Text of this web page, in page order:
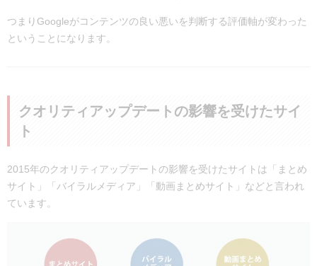
つまりGoogleがコンテンツの良い悪いを判断する評価軸が変わった
ということになります。
クオリティアップデートの影響を受けたサイ
ト
2015年のクオリティアップデートの影響を受けたサイトは「まとめ
サイト」「バイラルメディア」「動画まとめサイト」などと言われ
ています。